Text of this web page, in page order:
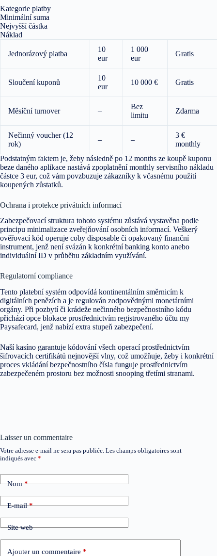
Kategorie platby
Minimální suma
Nejvyšší částka
Náklad
Jednorázový platba
10
eur
1 000
eur
Gratis
Sloučení kuponů
10
eur
10 000 € Gratis
Měsíční turnover –
Bez
limitu
Zdarma
Nečinný voucher (12
rok)
– –
3 €
monthly
Podstatným faktem je, žeby následně po 12 months ze koupě kuponu
beze daného aplikace nastává zpoplatnění monthly servisního nákladu
částce 3 eur, což vám povzbuzuje zákazníky k včasnému použití
koupených zůstatků.
Ochrana i protekce privátních informací
Zabezpečovací struktura tohoto systému zůstává vystavěna podle
principu minimalizace zveřejňování osobních informací. Veškerý
ověřovací kód operuje coby disposable či opakovaný finanční
instrument, jenž není svázán k konkrétní banking konto anebo
individuální ID v průběhu základním využívání.
Regulatorní compliance
Tento platební systém odpovídá kontinentálním směrnicím k
digitálních penězích a je regulován zodpovědnými monetárními
orgány. Při pozbytí či krádeže nečinného bezpečnostního kódu
přichází opce blokace prostřednictvím registrovaného účtu my
Paysafecard, jenž nabízí extra stupeň zabezpečení.
Naší kasíno garantuje kódování všech operací prostřednictvím
šifrovacích certifikátů nejnovější vlny, což umožňuje, žeby i konkrétní
proces vkládání bezpečnostního čísla funguje prostřednictvím
zabezpečeném prostoru bez možnosti snooping třetími stranami.
Laisser un commentaire
Votre adresse e-mail ne sera pas publiée. Les champs obligatoires sont
indiqués avec *
Nom*
E-mail*
Site web
Ajouter un commentaire *